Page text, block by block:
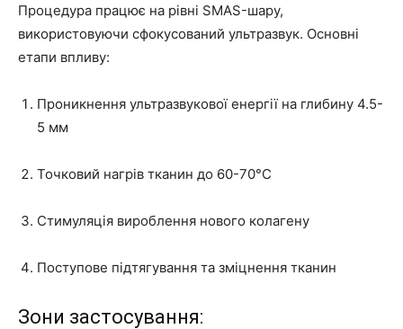
Процедура працює на рівні SMAS-шару,
використовуючи сфокусований ультразвук. Основні
етапи впливу:
Проникнення ультразвукової енергії на глибину 4.5-
5 мм
Точковий нагрів тканин до 60-70°C
Стимуляція вироблення нового колагену
Поступове підтягування та зміцнення тканин
Зони застосування: